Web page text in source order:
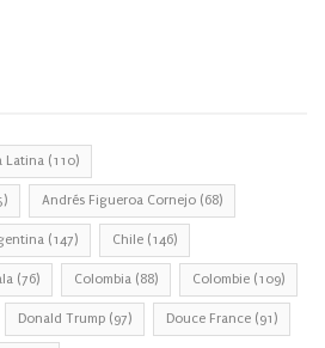
Latina (110)
Andrés Figueroa Cornejo (68)
(147) Chile (146)
(76) Colombia (88) Colombie (109)
Donald Trump (97) Douce France (91)